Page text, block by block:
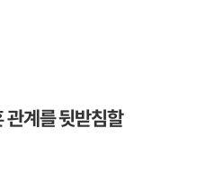
관계를 뒷받침할